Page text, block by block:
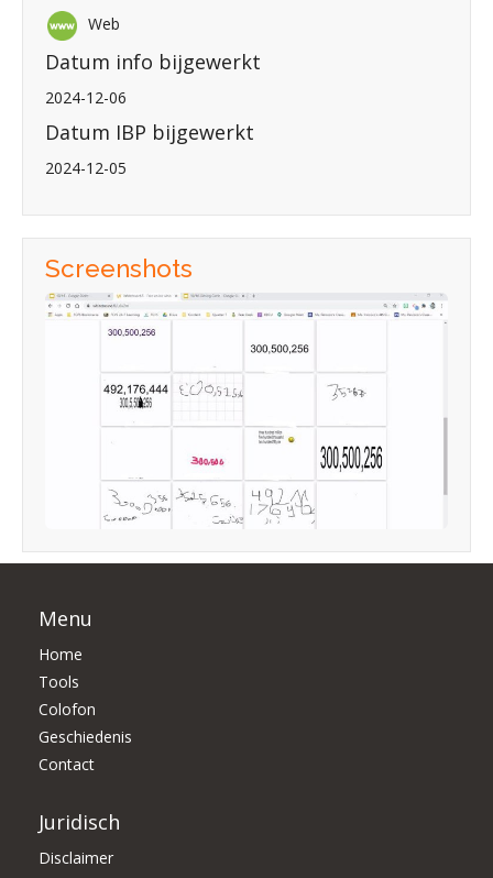
Web
Datum info bijgewerkt
2024-12-06
Datum IBP bijgewerkt
2024-12-05
Screenshots
Menu
Home
Tools
Colofon
Geschiedenis
Contact
Juridisch
Disclaimer